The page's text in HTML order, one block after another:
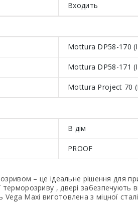
Входить
Mottura DP58-170
Mottura DP58-171
Mottura Project 70
В дім
PROOF
– це ідеальне рішення для
терморозриву , двері забезпечують
Maxi виготовлена ​​з міцної